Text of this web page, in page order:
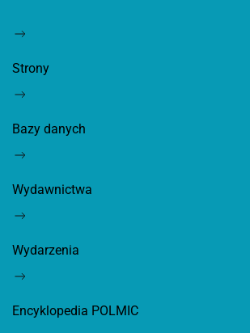
Strony
Bazy danych
Wydawnictwa
Wydarzenia
Encyklopedia POLMIC